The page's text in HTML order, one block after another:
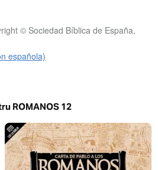
© Sociedad Bíblica de España,
española)
ROMANOS 12